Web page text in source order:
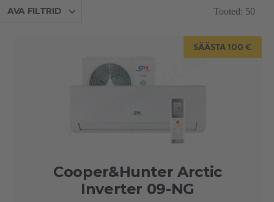
Hinnavahemik
3298
AVA FILTRID Tooted: 50
SÄÄSTA 100 €
Cooper&Hunter Arctic
Inverter 09-NG